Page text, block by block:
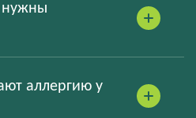
нужны
аллергию у